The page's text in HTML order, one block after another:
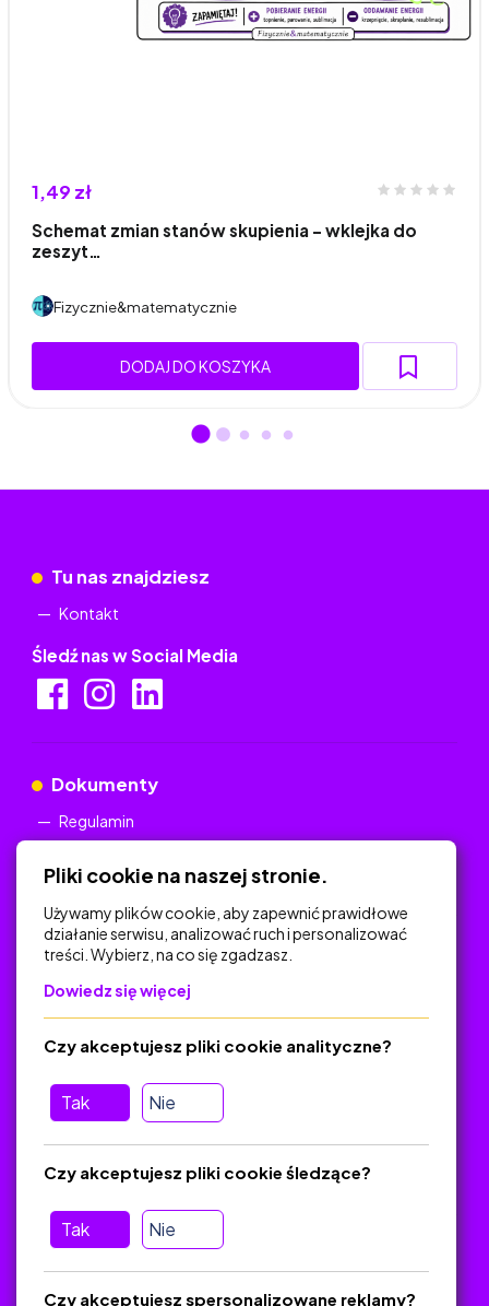
1,49 zł
Schemat zmian stanów skupienia – wklejka do
zeszyt…
Fizycznie&matematycznie
DODAJ DO KOSZYKA
Tu nas znajdziesz
Kontakt
Śledź nas w Social Media
Dokumenty
Regulamin
Na skróty
Polityka Prywatności
O platformie
Baza materiałów dydaktycznych
Jak zostać autorem
Pliki cookie na naszej stronie.
Używamy plików cookie, aby zapewnić prawidłowe
działanie serwisu, analizować ruch i personalizować
treści. Wybierz, na co się zgadzasz.
Dowiedz się więcej
Tak Nie
Czy akceptujesz pliki cookie analityczne?
Tak Nie
Czy akceptujesz pliki cookie śledzące?
Czy akceptujesz spersonalizowane reklamy?